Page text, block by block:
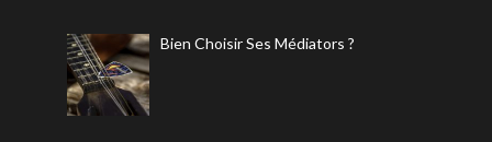
Bien Choisir Ses Médiators ?